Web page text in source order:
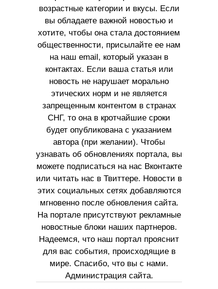
возрастные категории и вкусы. Если
вы обладаете важной новостью и
хотите, чтобы она стала достоянием
общественности, присылайте ее нам
на наш email, который указан в
контактах. Если ваша статья или
новость не нарушает морально
этических норм и не является
запрещенным контентом в странах
СНГ, то она в кротчайшие сроки
будет опубликована с указанием
автора (при желании). Чтобы
узнавать об обновлениях портала, вы
можете подписаться на нас Вконтакте
или читать нас в Твиттере. Новости в
этих социальных сетях добавляются
мгновенно после обновления сайта.
На портале присутствуют рекламные
новостные блоки наших партнеров.
Надеемся, что наш портал прояснит
для вас события, происходящие в
мире. Спасибо, что вы с нами.
Администрация сайта.